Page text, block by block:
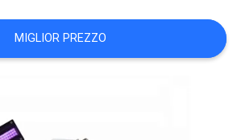
MIGLIOR PREZZO